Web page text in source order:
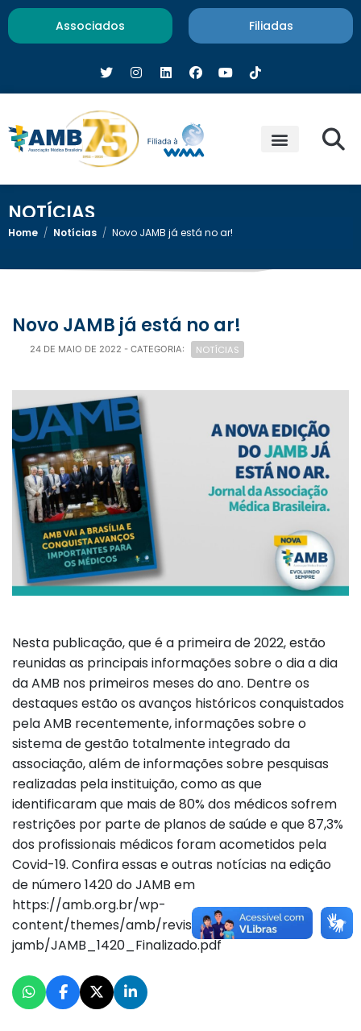
Associados Filiadas
NOTÍCIAS
Home / Notícias / Novo JAMB já está no ar!
Novo JAMB já está no ar!
24 DE MAIO DE 2022 - CATEGORIA: NOTÍCIAS
Nesta publicação, que é a primeira de 2022, estão
reunidas as principais informações sobre o dia a dia
da AMB nos primeiros meses do ano. Dentre os
destaques estão os avanços históricos conquistados
pela AMB recentemente, informações sobre o
sistema de gestão totalmente integrado da
associação, além de informações sobre pesquisas
realizadas pela instituição, como as que
identificaram que mais de 80% dos médicos sofrem
restrições por parte de planos de saúde e que 87,3%
dos profissionais médicos foram acometidos pela
Covid-19. Confira essas e outras notícias na edição
de número 1420 do JAMB em
https://amb.org.br/wp-
content/themes/amb/revista-
jamb/JAMB_1420_Finalizado.pdf